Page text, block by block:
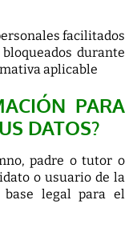
facilitados
durante
aplicable
PARA
DATOS?
padre o tutor o
o usuario de la
base legal para el